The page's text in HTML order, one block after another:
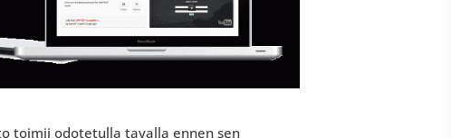
toimii odotetulla tavalla ennen sen